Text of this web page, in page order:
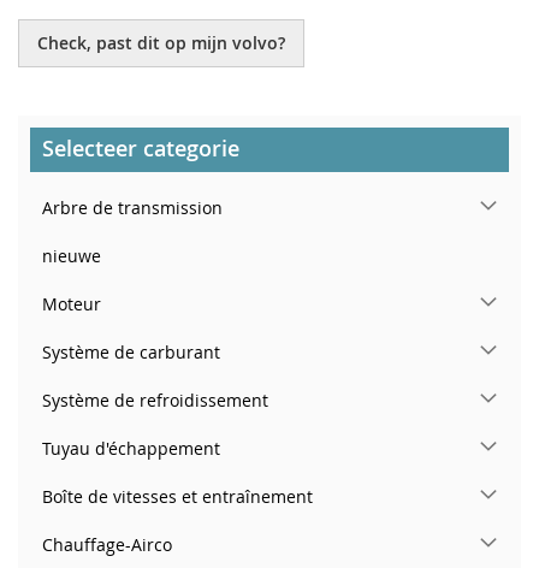
Check, past dit op mijn volvo?
Selecteer categorie
Arbre de transmission
nieuwe
Moteur
Système de carburant
Système de refroidissement
Tuyau d'échappement
Boîte de vitesses et entraînement
Chauffage-Airco